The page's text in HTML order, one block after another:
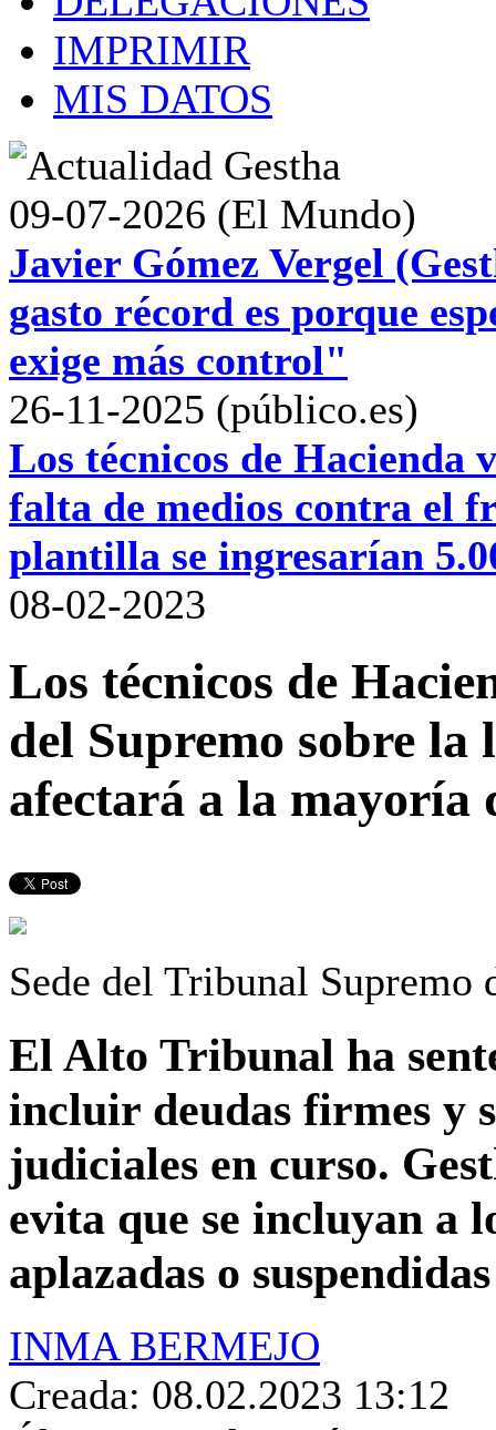
IMPRIMIR
MIS DATOS
09-07-2026 (El Mundo)
Javier Gómez Vergel
gasto récord es porque
exige más control"
26-11-2025 (público.es)
Los técnicos de Hacienda
falta de medios contra el
plantilla se ingresarían
08-02-2023
Los técnicos de
del Supremo sobre la
afectará a la mayoría
Sede del Tribunal Supremo
El Alto Tribunal ha
incluir deudas firmes y
judiciales en curso.
evita que se incluyan a
aplazadas o suspendidas
INMA BERMEJO
Creada: 08.02.2023 13:12